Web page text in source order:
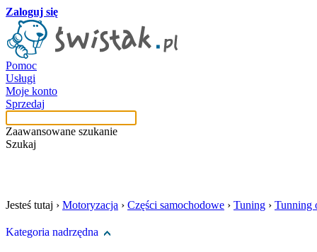
Zaloguj się
Pomoc
Usługi
Moje konto
Sprzedaj
Zaawansowane szukanie
Szukaj
Jesteś tutaj › Motoryzacja › Części samochodowe › Tuning › Tunning
Kategoria nadrzędna